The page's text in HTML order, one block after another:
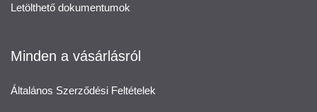
Letölthető dokumentumok
Minden a vásárlásról
Általános Szerződési Feltételek